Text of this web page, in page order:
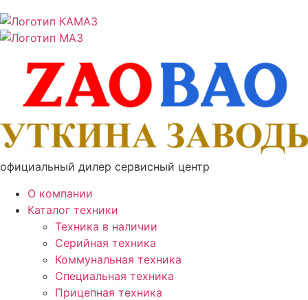
официальный дилер сервисный центр
О компании
Каталог техники
Техника в наличии
Серийная техника
Коммунальная техника
Специальная техника
Прицепная техника